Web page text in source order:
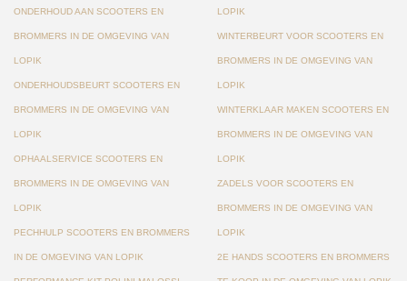
ONDERHOUD AAN SCOOTERS EN
BROMMERS IN DE OMGEVING VAN
LOPIK
ONDERHOUDSBEURT SCOOTERS EN
BROMMERS IN DE OMGEVING VAN
LOPIK
OPHAALSERVICE SCOOTERS EN
BROMMERS IN DE OMGEVING VAN
LOPIK
PECHHULP SCOOTERS EN BROMMERS
IN DE OMGEVING VAN LOPIK
LOPIK
WINTERBEURT VOOR SCOOTERS EN
BROMMERS IN DE OMGEVING VAN
LOPIK
WINTERKLAAR MAKEN SCOOTERS EN
BROMMERS IN DE OMGEVING VAN
LOPIK
ZADELS VOOR SCOOTERS EN
BROMMERS IN DE OMGEVING VAN
LOPIK
2E HANDS SCOOTERS EN BROMMERS